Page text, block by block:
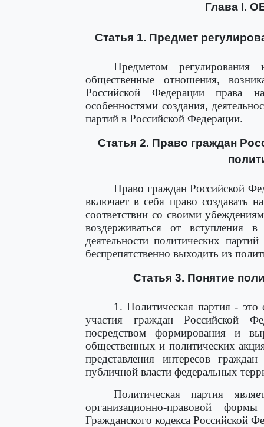
Глава I.
Статья 1. Предмет
Предметом регулирования
общественные отношения,
Российской Федерации права
особенностями создания,
партий в Российской Федерации.
Статья 2. Право граждан
Право граждан Российской
включает в себя право создавать
соответствии со своими
воздерживаться от вступления
деятельности политических
беспрепятственно выходить из
Статья 3. Понятие
1. Политическая партия - это
участия граждан Российской
посредством формирования и
общественных и политических
представления интересов
публичной власти федеральных
Политическая партия
организационно-правовой
Гражданского кодекса Российской